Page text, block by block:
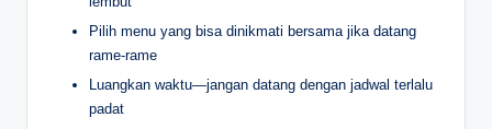
Pilih menu yang bisa dinikmati bersama jika datang
rame-rame
Luangkan waktu—jangan datang dengan jadwal terlalu
padat